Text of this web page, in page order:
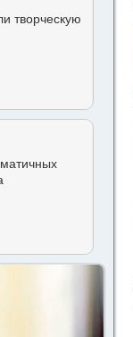
творческую